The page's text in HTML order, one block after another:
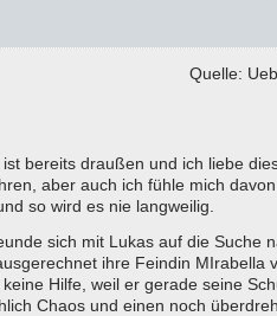
Quelle:
bereits draußen und ich liebe
aber auch ich fühle mich
so wird es nie langweilig.
sich mit Lukas auf die Suche
ihre Feindin MIrabella
Hilfe, weil er gerade seine
Chaos und einen noch